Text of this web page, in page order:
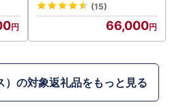
(15)
66,000
）の対象返礼品をもっと見る